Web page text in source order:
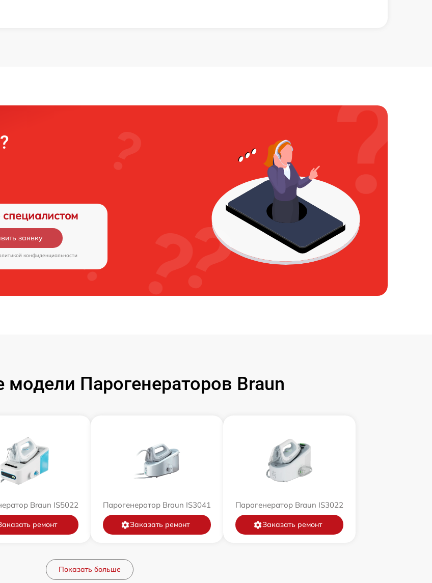
специалистом
заявку
конфиденциальности
Парогенераторов Braun
Braun IS5022
ремонт
Парогенератор Braun IS3041
Заказать ремонт
Парогенератор Braun IS3022
Заказать ремонт
Показать больше